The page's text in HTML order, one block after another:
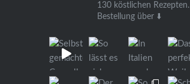
130 köstlichen Rezepten.
Bestellung über ⬇️